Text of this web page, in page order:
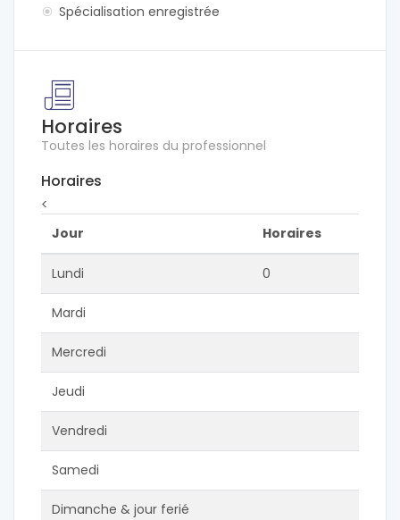
Spécialisation enregistrée
Horaires
Toutes les horaires du professionnel
Horaires
<
Jour
Horaires
Lundi 0
Mardi
Mercredi
Jeudi
Vendredi
Samedi
Dimanche & jour ferié